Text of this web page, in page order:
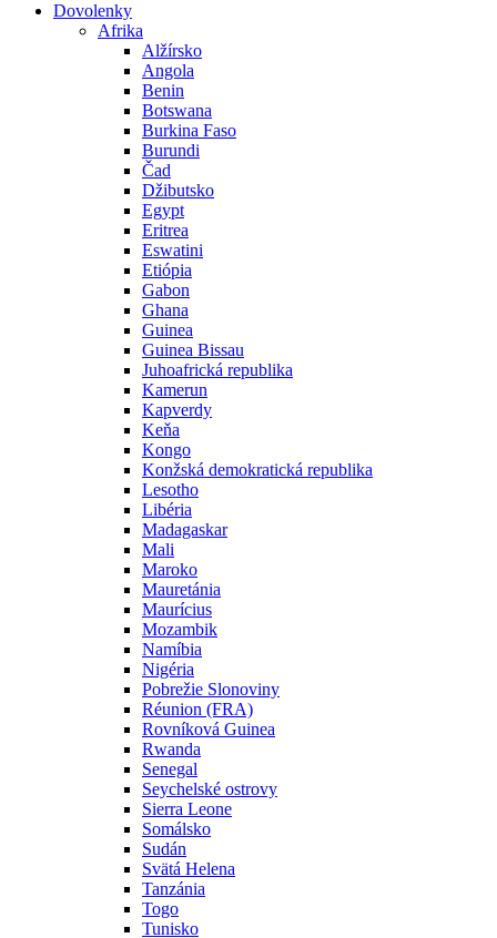
Dovolenky
Afrika
Alžírsko
Angola
Benin
Botswana
Burkina Faso
Burundi
Čad
Džibutsko
Egypt
Eritrea
Eswatini
Etiópia
Gabon
Ghana
Guinea
Guinea Bissau
Juhoafrická republika
Kamerun
Kapverdy
Keňa
Kongo
Konžská demokratická republika
Lesotho
Libéria
Madagaskar
Mali
Maroko
Mauretánia
Maurícius
Mozambik
Namíbia
Nigéria
Pobrežie Slonoviny
Réunion (FRA)
Rovníková Guinea
Rwanda
Senegal
Seychelské ostrovy
Sierra Leone
Somálsko
Sudán
Svätá Helena
Tanzánia
Togo
Tunisko